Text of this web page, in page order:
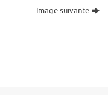
Image suivante